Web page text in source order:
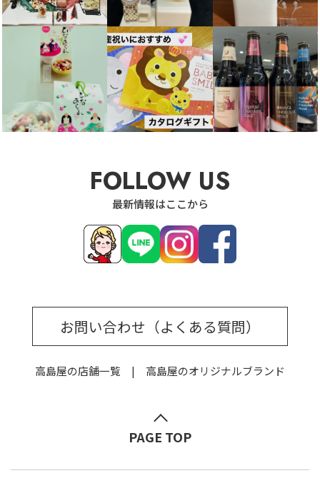
FOLLOW US
最新情報はここから
お問い合わせ（よくある質問）
高島屋の店舗一覧 高島屋のオリジナルブランド
PAGE TOP